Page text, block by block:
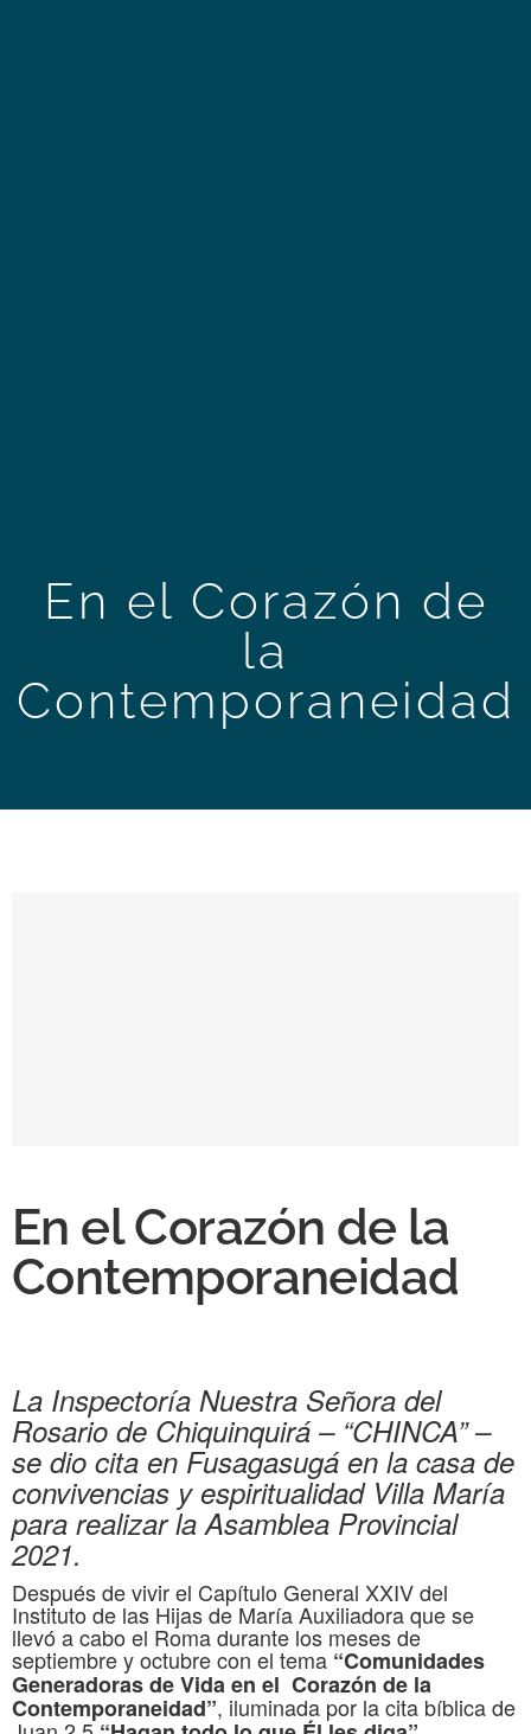
En el Corazón de
la
Contemporaneidad
En el Corazón de la
Contemporaneidad
La Inspectoría Nuestra Señora del
Rosario de Chiquinquirá – “CHINCA” –
se dio cita en Fusagasugá en la casa de
convivencias y espiritualidad Villa María
para realizar la Asamblea Provincial
2021.
Después de vivir el Capítulo General XXIV del
Instituto de las Hijas de María Auxiliadora que se
llevó a cabo el Roma durante los meses de
septiembre y octubre con el tema “Comunidades
Generadoras de Vida en el Corazón de la
Contemporaneidad”, iluminada por la cita bíblica de